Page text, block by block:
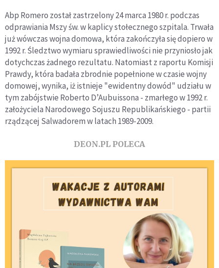
Abp Romero został zastrzelony 24 marca 1980 r. podczas
odprawiania Mszy św. w kaplicy stołecznego szpitala. Trwała
już wówczas wojna domowa, która zakończyła się dopiero w
1992 r. Śledztwo wymiaru sprawiedliwości nie przyniosło jak
dotychczas żadnego rezultatu. Natomiast z raportu Komisji
Prawdy, która badała zbrodnie popełnione w czasie wojny
domowej, wynika, iż istnieje "ewidentny dowód" udziału w
tym zabójstwie Roberto D’Aubuissona - zmarłego w 1992 r.
założyciela Narodowego Sojuszu Republikańskiego - partii
rządzącej Salwadorem w latach 1989-2009.
DEON.PL POLECA